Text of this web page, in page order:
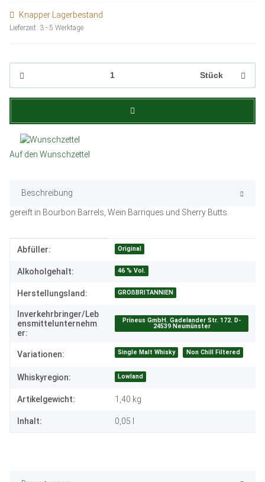
Knapper Lagerbestand
Lieferzeit: 3 - 5 Werktage
Stück
Auf den Wunschzettel
Beschreibung
gereift in Bourbon Barrels, Wein Barriques und Sherry Butts.
Produkteigenschaft
Wert
Abfüller: Original
Alkoholgehalt: 46 % Vol.
Herstellungsland: GROßBRITANNIEN
Inverkehrbringer/Leb
ensmittelunternehm
er:
Prineus GmbH. Gadelander Str. 172. D-
24539 Neumünster
Variationen: Single Malt Whisky Non Chill Filtered
Whiskyregion: Lowland
Artikelgewicht: 1,40 kg
Inhalt: 0,05 l